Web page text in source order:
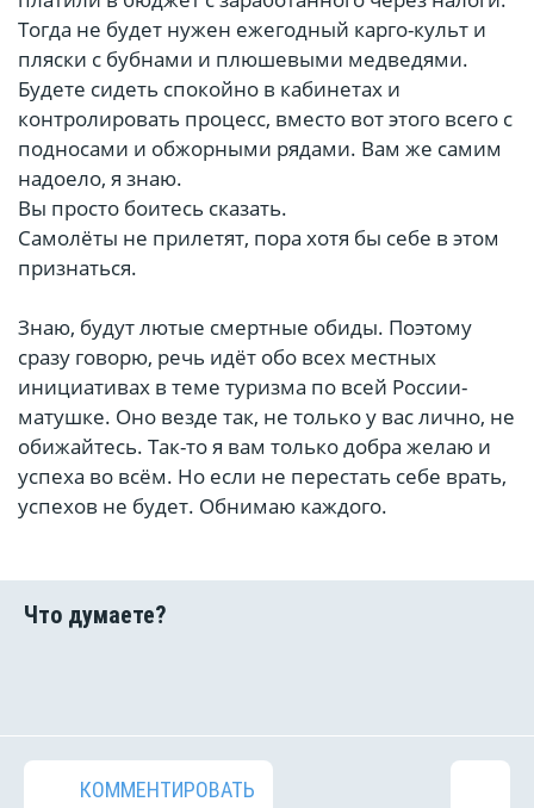
Тогда не будет нужен ежегодный карго-культ и
пляски с бубнами и плюшевыми медведями.
Будете сидеть спокойно в кабинетах и
контролировать процесс, вместо вот этого всего с
подносами и обжорными рядами. Вам же самим
надоело, я знаю.
Вы просто боитесь сказать.
Самолёты не прилетят, пора хотя бы себе в этом
признаться.
Знаю, будут лютые смертные обиды. Поэтому
сразу говорю, речь идёт обо всех местных
инициативах в теме туризма по всей России-
матушке. Оно везде так, не только у вас лично, не
обижайтесь. Так-то я вам только добра желаю и
успеха во всём. Но если не перестать себе врать,
успехов не будет. Обнимаю каждого.
КОММЕНТИРОВАТЬ